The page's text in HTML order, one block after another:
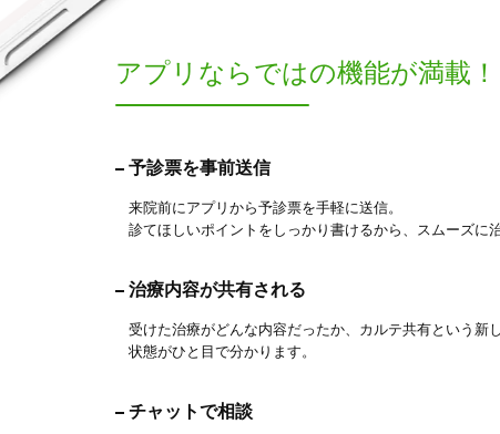
アプリならではの機能が満載！
予診票を事前送信
来院前にアプリから予診票を手軽に送信。
診てほしいポイントをしっかり書けるから、スムーズに
治療内容が共有される
受けた治療がどんな内容だったか、カルテ共有という
状態がひと目で分かります。
チャットで相談